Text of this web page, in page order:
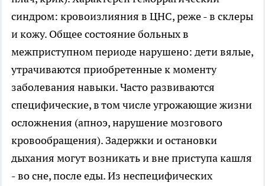
синдром: кровоизлияния в ЦНС, реже - в склеры
и кожу. Общее состояние больных в
межприступном периоде нарушено: дети вялые,
утрачиваются приобретенные к моменту
заболевания навыки. Часто развиваются
специфические, в том числе угрожающие жизни
осложнения (апноэ, нарушение мозгового
кровообращения). Задержки и остановки
дыхания могут возникать и вне приступа кашля
- во сне, после еды. Из неспецифических